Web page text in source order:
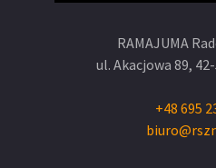
RAMAJUMA
ul. Akacjowa 89,
+48 695